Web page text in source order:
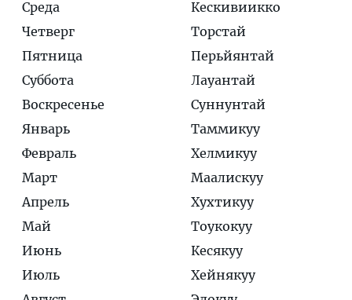
Среда
Кескивиикко
Четверг
Торстай
Пятница
Перьйянтай
Суббота
Лауантай
Воскресенье
Суннунтай
Январь
Таммикуу
Февраль
Хелмикуу
Март
Маалискуу
Апрель
Хухтикуу
Май
Тоукокуу
Июнь
Кесякуу
Июль
Хейнякуу